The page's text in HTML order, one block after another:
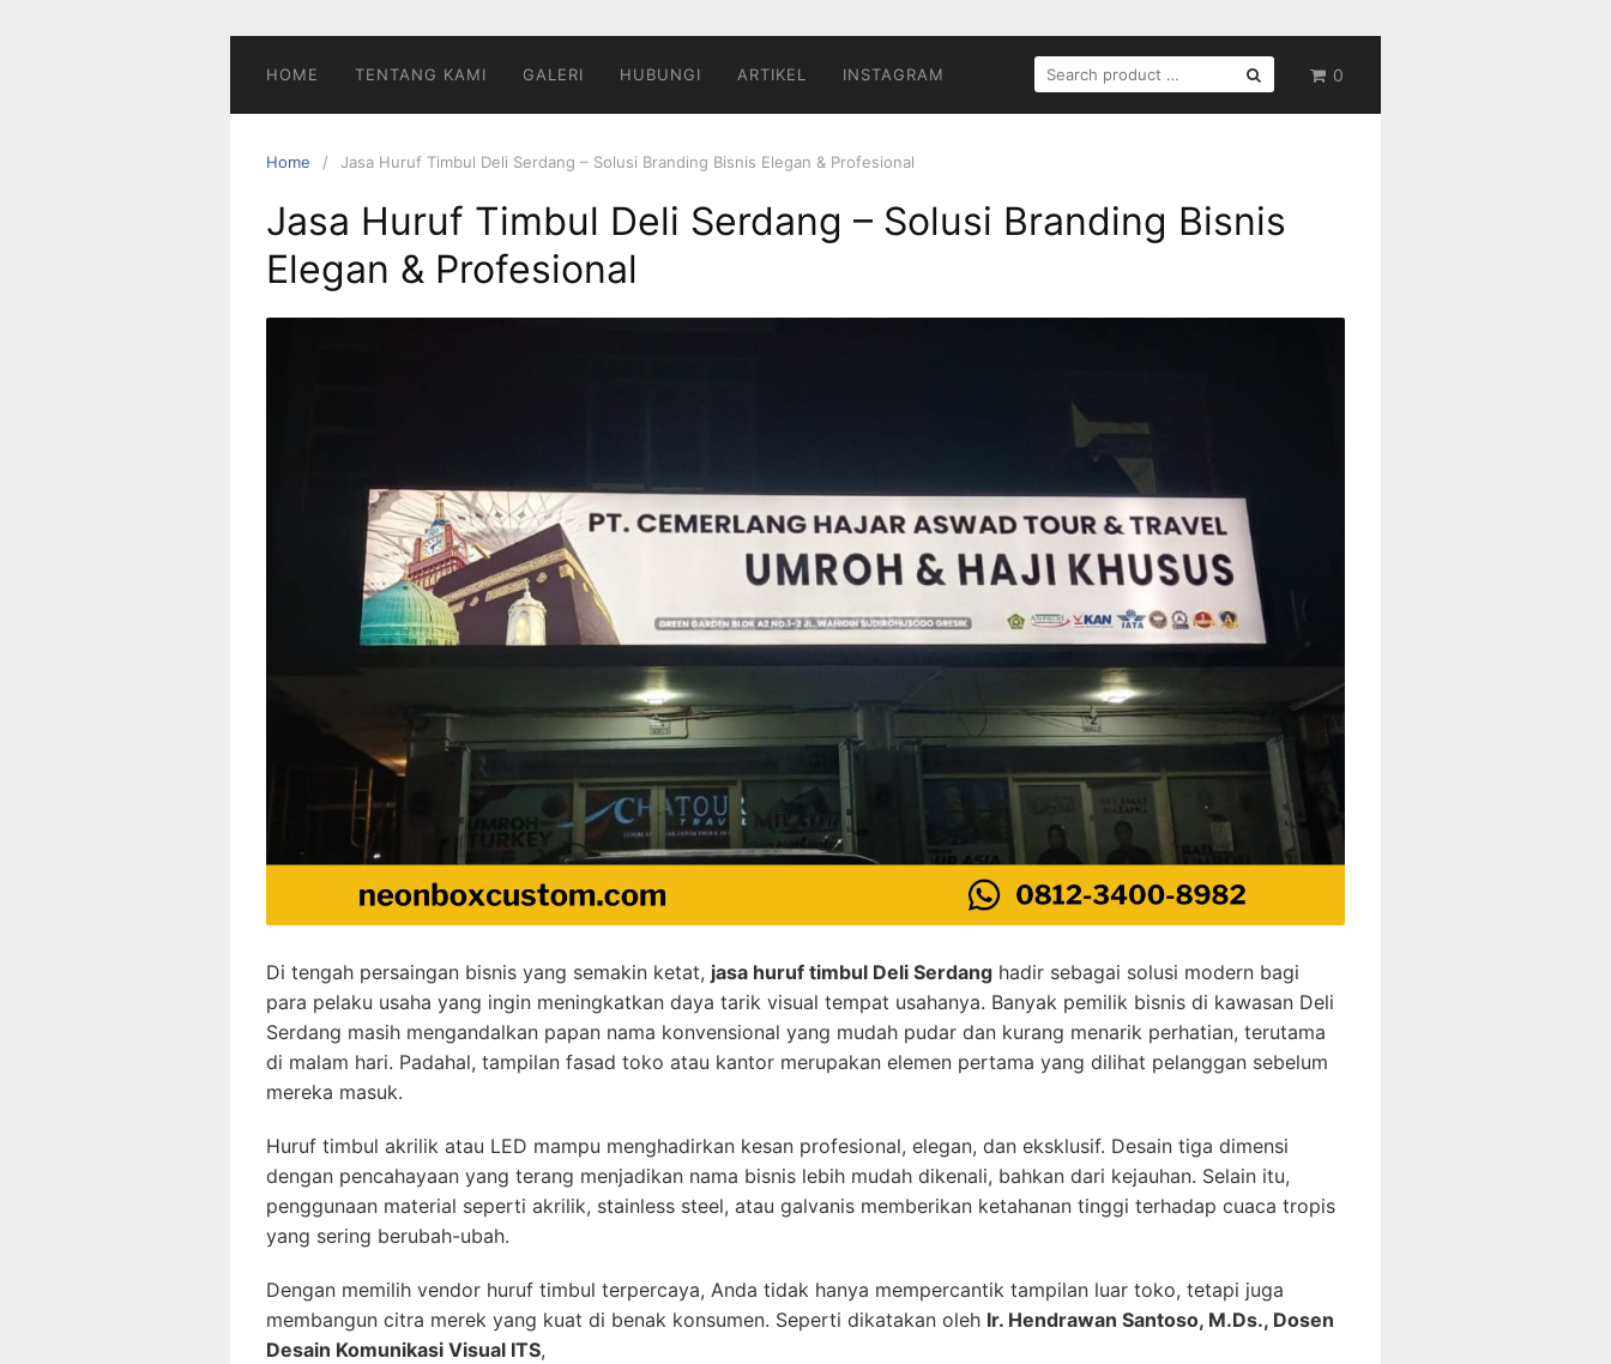
0
HOME TENTANG KAMI GALERI HUBUNGI ARTIKEL INSTAGRAM
SEARCH
FOR:
Home Jasa Huruf Timbul Deli Serdang – Solusi Branding Bisnis Elegan & Profesional
Jasa Huruf Timbul Deli Serdang – Solusi Branding Bisnis
Elegan & Profesional
Di tengah persaingan bisnis yang semakin ketat, jasa huruf timbul Deli Serdang hadir sebagai solusi modern bagi
para pelaku usaha yang ingin meningkatkan daya tarik visual tempat usahanya. Banyak pemilik bisnis di kawasan Deli
Serdang masih mengandalkan papan nama konvensional yang mudah pudar dan kurang menarik perhatian, terutama
di malam hari. Padahal, tampilan fasad toko atau kantor merupakan elemen pertama yang dilihat pelanggan sebelum
mereka masuk.
Huruf timbul akrilik atau LED mampu menghadirkan kesan profesional, elegan, dan eksklusif. Desain tiga dimensi
dengan pencahayaan yang terang menjadikan nama bisnis lebih mudah dikenali, bahkan dari kejauhan. Selain itu,
penggunaan material seperti akrilik, stainless steel, atau galvanis memberikan ketahanan tinggi terhadap cuaca tropis
yang sering berubah-ubah.
Dengan memilih vendor huruf timbul terpercaya, Anda tidak hanya mempercantik tampilan luar toko, tetapi juga
membangun citra merek yang kuat di benak konsumen. Seperti dikatakan oleh Ir. Hendrawan Santoso, M.Ds., Dosen
Desain Komunikasi Visual ITS,